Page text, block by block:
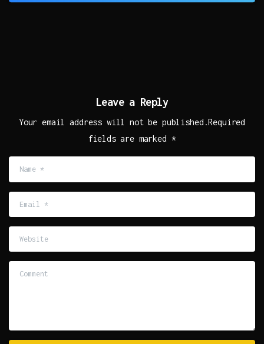
Leave a Reply
Your email address will not be published.Required
fields are marked *
*
Website